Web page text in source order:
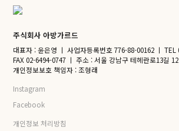
주식회사 아방가르드
대표자 : 윤은영 ㅣ 사업자등록번호 776-88-00162 ㅣ TEL
FAX 02-6494-0747 ㅣ 주소 : 서울 강남구 테헤란로13길
개인정보보호 책임자 : 조형래
Instagram
Facebook
개인정보 처리방침